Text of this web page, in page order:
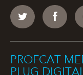
PROFCAT
PLUG DIGITAL